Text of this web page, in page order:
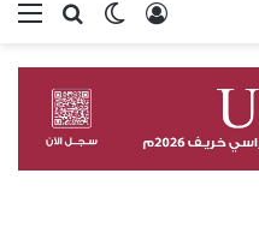
بحثالوضع
تسجيل الدخول